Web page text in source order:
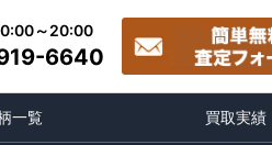
～20:00
6640
一覧 買取実績